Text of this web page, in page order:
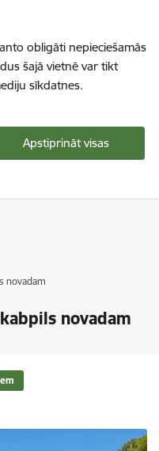
obligāti nepieciešamās
šajā vietnē var tikt
sīkdatnes.
Apstiprināt visas
novadam
novadam